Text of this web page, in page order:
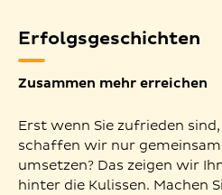
Erfolgsgeschichten
Zusammen mehr erreichen
Erst wenn Sie zufrieden
schaffen wir nur
umsetzen? Das zeigen wir
hinter die Kulissen. Machen